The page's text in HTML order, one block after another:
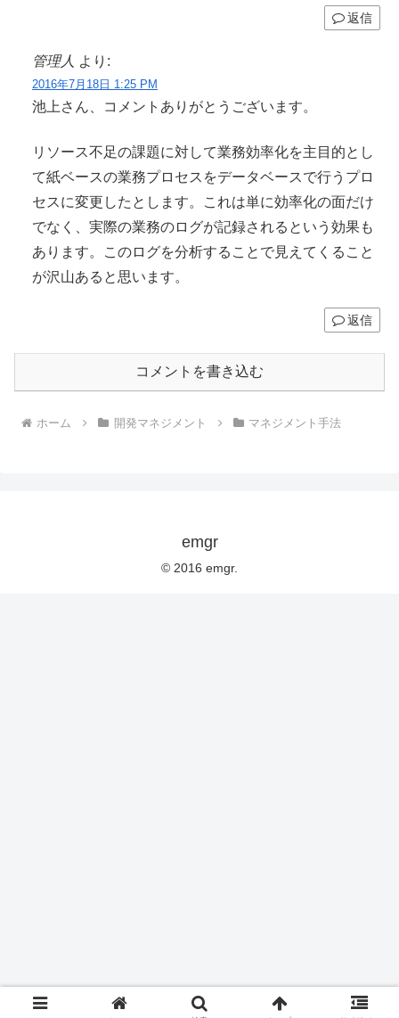
返信
管理人 より:
2016年7月18日 1:25 PM
池上さん、コメントありがとうございます。
リソース不足の課題に対して業務効率化を主目的とし
て紙ベースの業務プロセスをデータベースで行うプロ
セスに変更したとします。これは単に効率化の面だけ
でなく、実際の業務のログが記録されるという効果も
あります。このログを分析することで見えてくること
が沢山あると思います。
返信
コメントを書き込む
ホーム 開発マネジメント マネジメント手法
emgr
© 2016 emgr.